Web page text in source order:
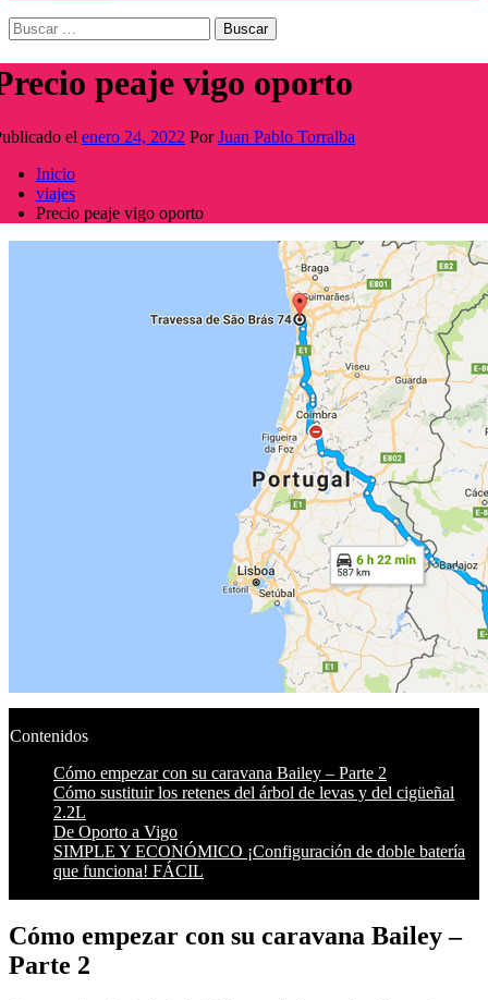
Buscar:
peaje vigo oporto
el enero 24, 2022 PorJuan Pablo Torralba
Inicio
viajes
Precio peaje vigo oporto
Contenidos
Cómo empezar con su caravana Bailey – Parte 2
Cómo sustituir los retenes del árbol de levas y del cigüeñal
2.2L
De Oporto a Vigo
SIMPLE Y ECONÓMICO ¡Configuración de doble batería
que funciona! FÁCIL
Cómo empezar con su caravana Bailey –
Parte 2